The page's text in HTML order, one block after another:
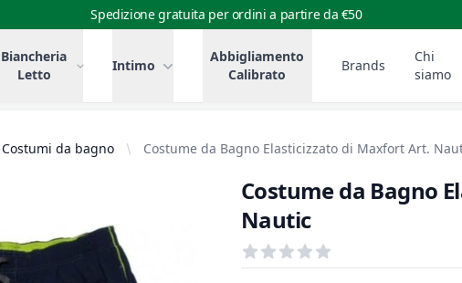
Spedizione gratuita per ordini a partire da €50
Biancheria
Letto
Intimo
Abbigliamento
Calibrato
Brands
Chi
siamo
Costumi da bagno Costume da Bagno Elasticizzato di Maxfort Art.
Costume da Bagno
Nautic
Recensioni
out of 5 stars